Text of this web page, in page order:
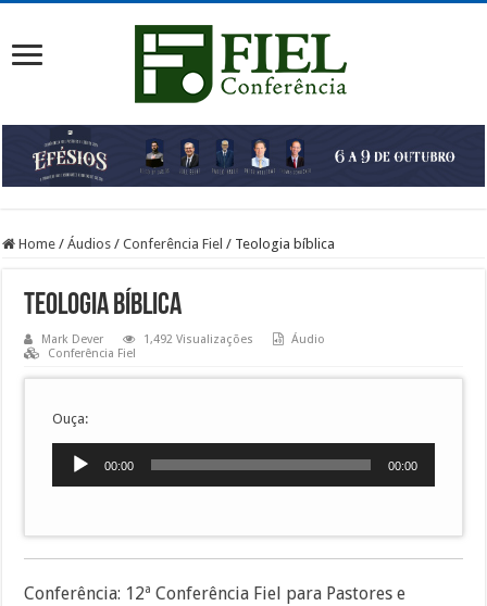
Home / Áudios / Conferência Fiel / Teologia bíblica
Teologia bíblica
Mark Dever 1,492 Visualizações
Áudio
Conferência Fiel
Ouça:
Tocador
00:00 00:00
Conferência: 12ª Conferência Fiel para Pastores e